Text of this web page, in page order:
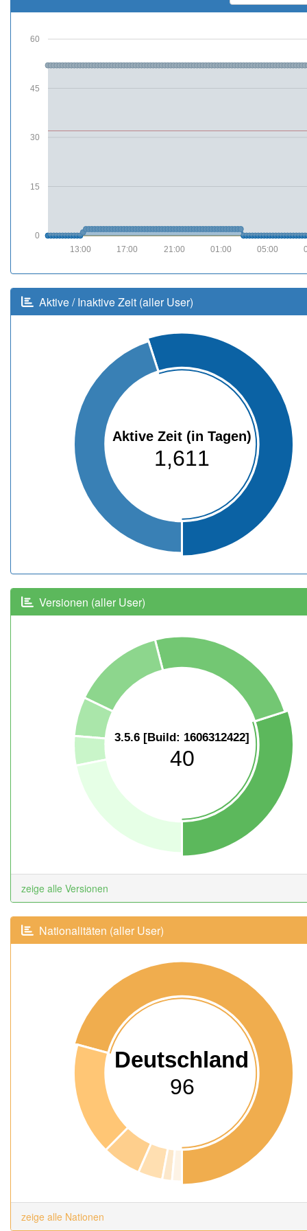
0
15
30
45
60
05:00
01:00
21:00
17:00
13:00
Aktive / Inaktive Zeit (aller User)
Aktive Zeit (in Tagen)
1,611
Versionen (aller User)
3.5.6 [Build: 1606312422]
40
zeige alle Versionen
Nationalitäten (aller User)
Deutschland
96
zeige alle Nationen